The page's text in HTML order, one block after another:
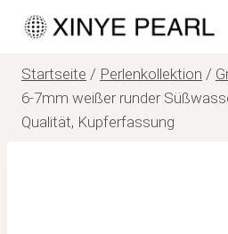
Zum
Inhalt
springen
Startseite / Perlenkollektion /
6-7mm weißer runder
Qualität, Kupferfassung